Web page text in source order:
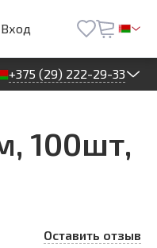
Вход
+375 (29) 222-29-33
100шт,
Оставить отзыв